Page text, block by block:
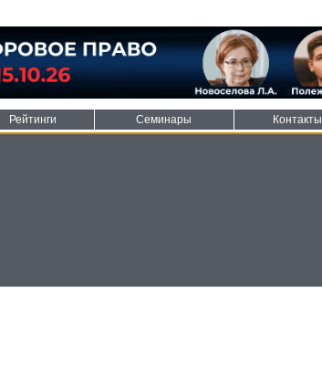
Рейтинги Семинары Контакты